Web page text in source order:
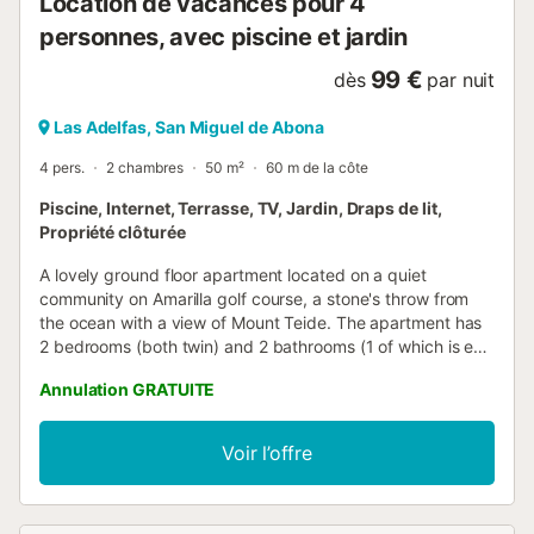
personnes, avec piscine et jardin
dès 99 € par nuit
Las Adelfas, San Miguel de Abona
4 pers. 2 chambres 50 m² 60 m de la côte
Piscine, Internet, Terrasse, TV, Jardin, Draps de lit,
Propriété clôturée
A lovely ground floor apartment located on a quiet
community on Amarilla golf course, a stone's throw from
the ocean with a view of Mount Teide. The apartment has
2 bedrooms (both twin) and 2 bathrooms (1 of which is en-
tables and chairs. There is a fully equipped kitchen with
induction hob and built-in combi-microwave oven. Visitors
have access to 3 community pools, the nearest of which is
less than a 100m walk away, and they are heated in
winter. The signature 8th hole on Amarilla golf is an
Annulation GRATUITE
Voir l’offre